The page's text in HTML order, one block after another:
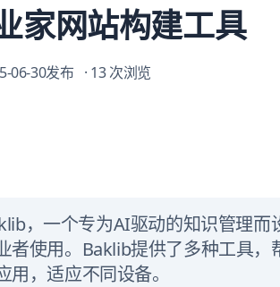
家网站构建工具
06-30发布 · 13 次浏览
，一个专为AI驱动的知识管理
者使用。Baklib提供了多种工具
，适应不同设备。